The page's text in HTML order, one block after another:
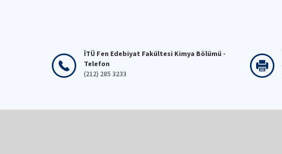
İTÜ Fen Edebiyat Fakültesi Kimya Bölümü -
Telefon
(212) 285 3233